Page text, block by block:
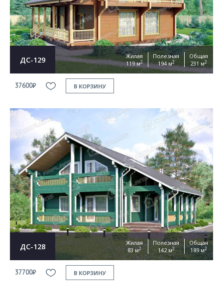
ДС-129
Жилая
119 м2
Полезная
194 м2
Общая
231 м2
37600₽ В КОРЗИНУ
ДС-128
Жилая
83 м2
Полезная
142 м2
Общая
189 м2
37700₽ В КОРЗИНУ